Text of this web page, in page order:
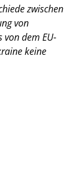
zwischen
von
dem EU-
keine